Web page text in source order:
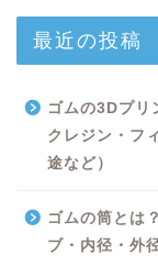
最近の投稿
ゴムの3Dプリ
クレジン・フ
途など）
ゴムの筒とは
ブ・内径・外